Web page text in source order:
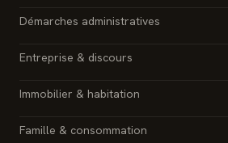
Démarches administratives
Entreprise & discours
Immobilier & habitation
Famille & consommation